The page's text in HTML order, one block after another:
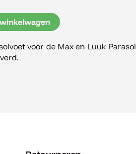
voor de Max en Luuk Parasol